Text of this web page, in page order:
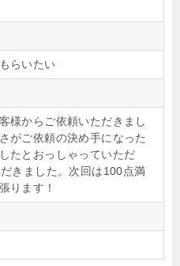
らいたい
様からご依頼いただきまし
がご依頼の決め手になった
たとおっしゃっていただ
きました。次回は100点満
ります！